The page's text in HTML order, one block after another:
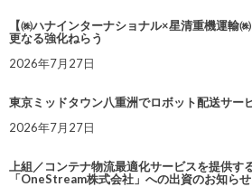
【㈱ハナインターナショナル×星清重機運輸
更なる強化ねらう
2026年7月27日
東京ミッドタウン八重洲でロボット配送サー
2026年7月27日
上組／コンテナ物流最適化サービスを提供す
「OneStream株式会社」への出資のお知らせ